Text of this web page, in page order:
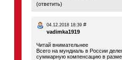
(ответить)
04.12.2018 18:39 #
vadimka1919
Читай внимательнее
Всего на мундиаль в России
суммарную компенсацию в